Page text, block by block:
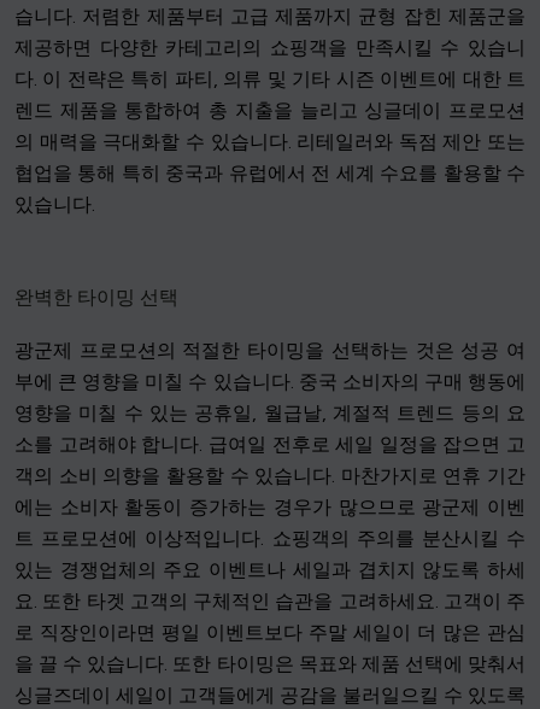
습니다. 저렴한 제품부터 고급 제품까지 균형 잡힌 제품군을
제공하면 다양한 카테고리의 쇼핑객을 만족시킬 수 있습니
다. 이 전략은 특히 파티, 의류 및 기타 시즌 이벤트에 대한 트
렌드 제품을 통합하여 총 지출을 늘리고 싱글데이 프로모션
의 매력을 극대화할 수 있습니다. 리테일러와 독점 제안 또는
협업을 통해 특히 중국과 유럽에서 전 세계 수요를 활용할 수
있습니다.
완벽한 타이밍 선택
광군제 프로모션의 적절한 타이밍을 선택하는 것은 성공 여
부에 큰 영향을 미칠 수 있습니다. 중국 소비자의 구매 행동에
영향을 미칠 수 있는 공휴일, 월급날, 계절적 트렌드 등의 요
소를 고려해야 합니다. 급여일 전후로 세일 일정을 잡으면 고
객의 소비 의향을 활용할 수 있습니다. 마찬가지로 연휴 기간
에는 소비자 활동이 증가하는 경우가 많으므로 광군제 이벤
트 프로모션에 이상적입니다. 쇼핑객의 주의를 분산시킬 수
있는 경쟁업체의 주요 이벤트나 세일과 겹치지 않도록 하세
요. 또한 타겟 고객의 구체적인 습관을 고려하세요. 고객이 주
로 직장인이라면 평일 이벤트보다 주말 세일이 더 많은 관심
을 끌 수 있습니다. 또한 타이밍은 목표와 제품 선택에 맞춰서
싱글즈데이 세일이 고객들에게 공감을 불러일으킬 수 있도록